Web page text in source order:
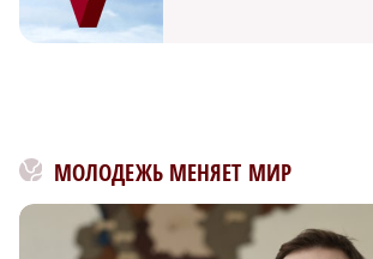
МОЛОДЕЖЬ МЕНЯЕТ МИР